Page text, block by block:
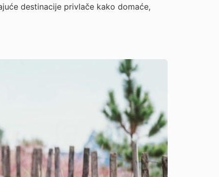
destinacije privlače kako domaće,